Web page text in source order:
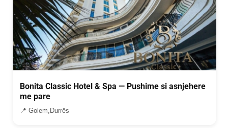
Bonita Classic Hotel & Spa — Pushime si asnjehere
me pare
📍 Golem,Durrës